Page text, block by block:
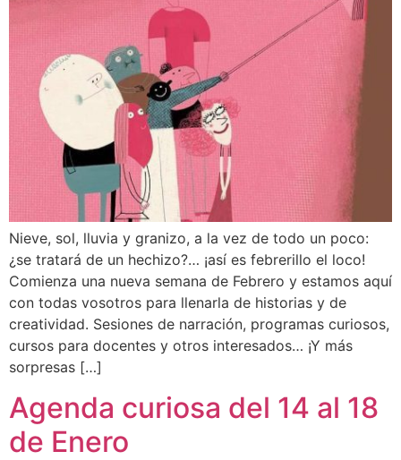
Nieve, sol, lluvia y granizo, a la vez de todo un poco:
¿se tratará de un hechizo?… ¡así es febrerillo el loco!
Comienza una nueva semana de Febrero y estamos aquí
con todas vosotros para llenarla de historias y de
creatividad. Sesiones de narración, programas curiosos,
cursos para docentes y otros interesados… ¡Y más
sorpresas […]
Agenda curiosa del 14 al 18
de Enero